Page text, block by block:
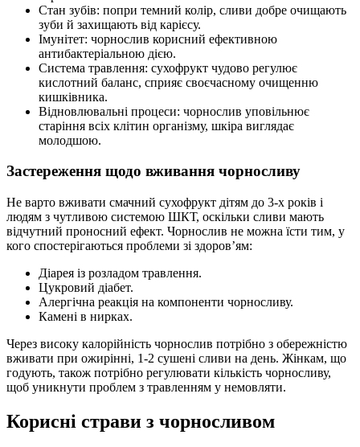
Стан зубів: попри темний колір, сливи добре очищають
зуби й захищають від карієсу.
Імунітет: чорнослив корисний ефективною
антибактеріальною дією.
Система травлення: сухофрукт чудово регулює
кислотний баланс, сприяє своєчасному очищенню
кишківника.
Відновлювальні процеси: чорнослив уповільнює
старіння всіх клітин організму, шкіра виглядає
молодшою.
Застереження щодо вживання чорносливу
Не варто вживати смачний сухофрукт дітям до 3-х років і
людям з чутливою системою ШКТ, оскільки сливи мають
відчутний проносний ефект. Чорнослив не можна їсти тим, у
кого спостерігаються проблеми зі здоров’ям:
Діарея із розладом травлення.
Цукровий діабет.
Алергічна реакція на компоненти чорносливу.
Камені в нирках.
Через високу калорійність чорнослив потрібно з обережністю
вживати при ожирінні, 1-2 сушені сливи на день. Жінкам, що
годують, також потрібно регулювати кількість чорносливу,
щоб уникнути проблем з травленням у немовляти.
Корисні страви з чорносливом